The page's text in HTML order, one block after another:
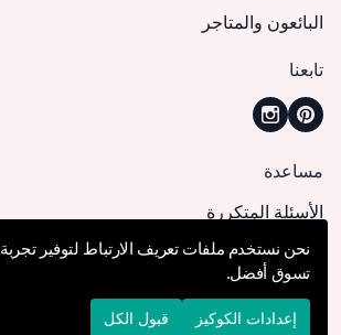
البائعون والمتاجر
تابعنا
مساعدة
الأسئلة المتكررة
كيف يمكنني تقديم طلب؟
الشحن والتوصيل
الإرجاع والإلغاء
نحن نستخدم ملفات تعريف الارتباط لتوفير تجربة
تسوق أفضل.
إعدادات الكوكيز قبول الكل